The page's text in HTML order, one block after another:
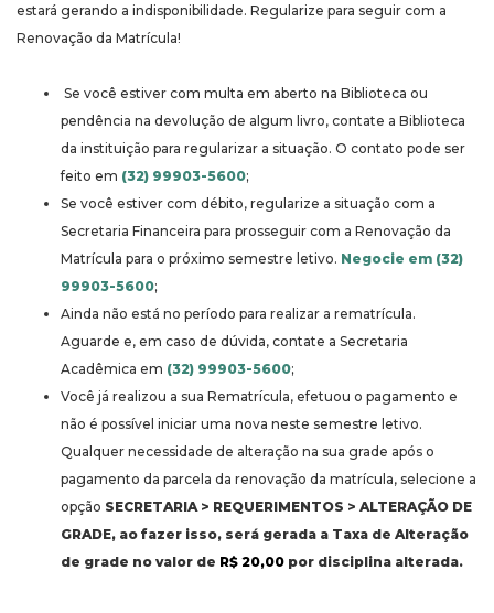
estará gerando a indisponibilidade. Regularize para seguir com a
Renovação da Matrícula!
Se você estiver com multa em aberto na Biblioteca ou
pendência na devolução de algum livro, contate a Biblioteca
da instituição para regularizar a situação. O contato pode ser
feito em (32) 99903-5600;
Se você estiver com débito, regularize a situação com a
Secretaria Financeira para prosseguir com a Renovação da
Matrícula para o próximo semestre letivo. Negocie em (32)
99903-5600;
Ainda não está no período para realizar a rematrícula.
Aguarde e, em caso de dúvida, contate a Secretaria
Acadêmica em (32) 99903-5600;
Você já realizou a sua Rematrícula, efetuou o pagamento e
não é possível iniciar uma nova neste semestre letivo.
Qualquer necessidade de alteração na sua grade após o
pagamento da parcela da renovação da matrícula, selecione a
opção SECRETARIA > REQUERIMENTOS > ALTERAÇÃO DE
GRADE, ao fazer isso, será gerada a Taxa de Alteração
de grade no valor de R$ 20,00 por disciplina alterada.